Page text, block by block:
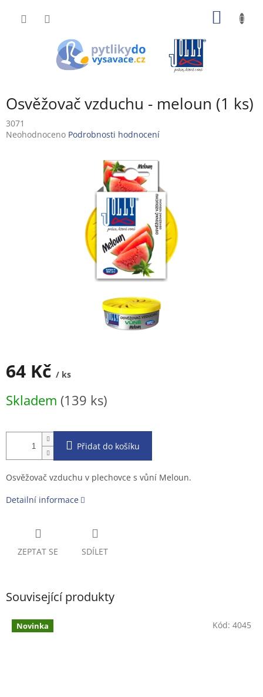
Osvěžovač vzduchu - meloun (1 ks)
3071
Průměrné
Neohodnoceno Podrobnosti hodnocení
64 Kč / ks
cena:
Skladem (139 ks)
Přidat do košíku
Osvěžovač vzduchu v plechovce s vůní Meloun.
Detailní informace
ZEPTAT SE SDÍLET
Související produkty
Novinka Kód: 4045